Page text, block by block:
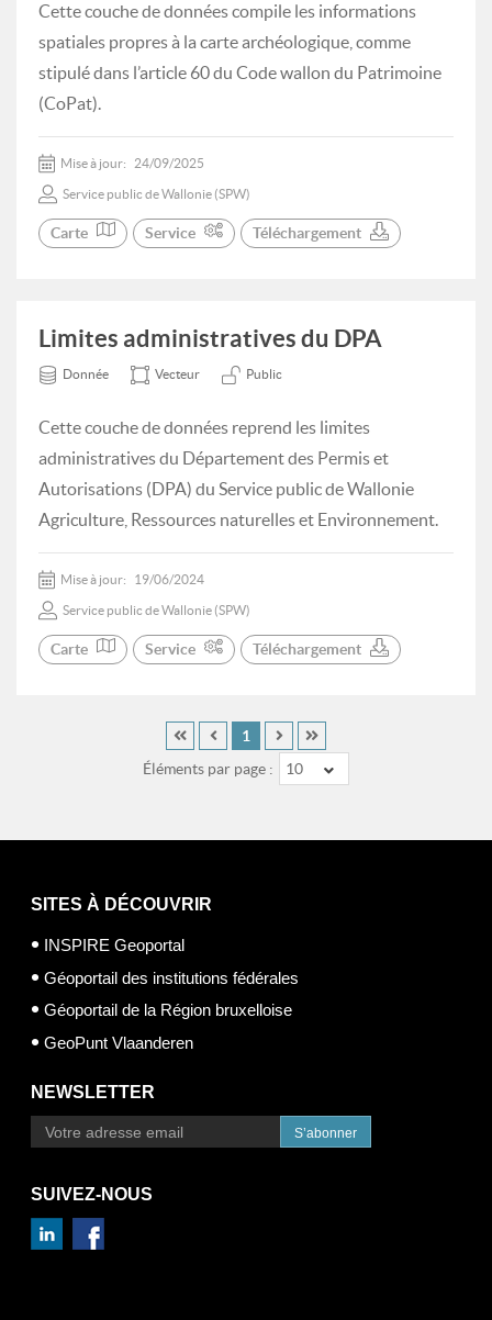
Cette couche de données compile les informations
spatiales propres à la carte archéologique, comme
stipulé dans l’article 60 du Code wallon du Patrimoine
(CoPat).
Mise à jour: 24/09/2025
Service public de Wallonie (SPW)
Carte Service Téléchargement
Limites administratives du DPA
Donnée Vecteur Public
Cette couche de données reprend les limites
administratives du Département des Permis et
Autorisations (DPA) du Service public de Wallonie
Agriculture, Ressources naturelles et Environnement.
Mise à jour: 19/06/2024
Service public de Wallonie (SPW)
Carte Service Téléchargement
Éléments par page : 10
1
SITES À DÉCOUVRIR
INSPIRE Geoportal
Géoportail des institutions fédérales
Géoportail de la Région bruxelloise
GeoPunt Vlaanderen
NEWSLETTER
S’abonner
SUIVEZ-NOUS